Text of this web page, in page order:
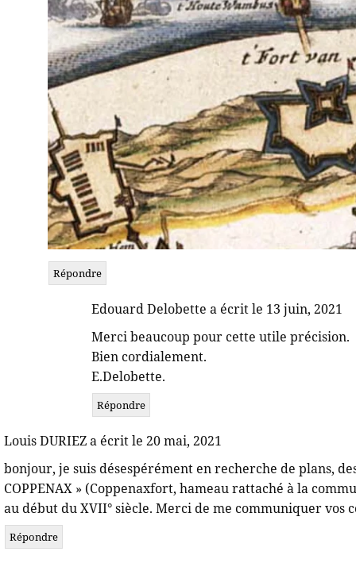
Répondre
Edouard Delobette a écrit le 13 juin, 2021
Merci beaucoup pour cette utile précision.
Bien cordialement.
E.Delobette.
Répondre
Louis DURIEZ a écrit le 20 mai, 2021
bonjour, je suis désespérément en recherche de plans,
COPPENAX » (Coppenaxfort, hameau rattaché à la
au début du XVII° siècle. Merci de me communiquer vos
Répondre